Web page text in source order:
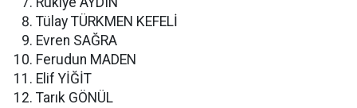
Tülay TÜRKMEN KEFELİ
Evren SAĞRA
Ferudun MADEN
Elif YİĞİT
Tarık GÖNÜL